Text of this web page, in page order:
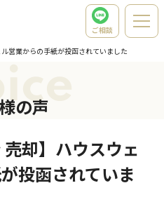
ご相談
営業からの手紙が投函されていました
の声
売却】ハウスウェ
投函されていま